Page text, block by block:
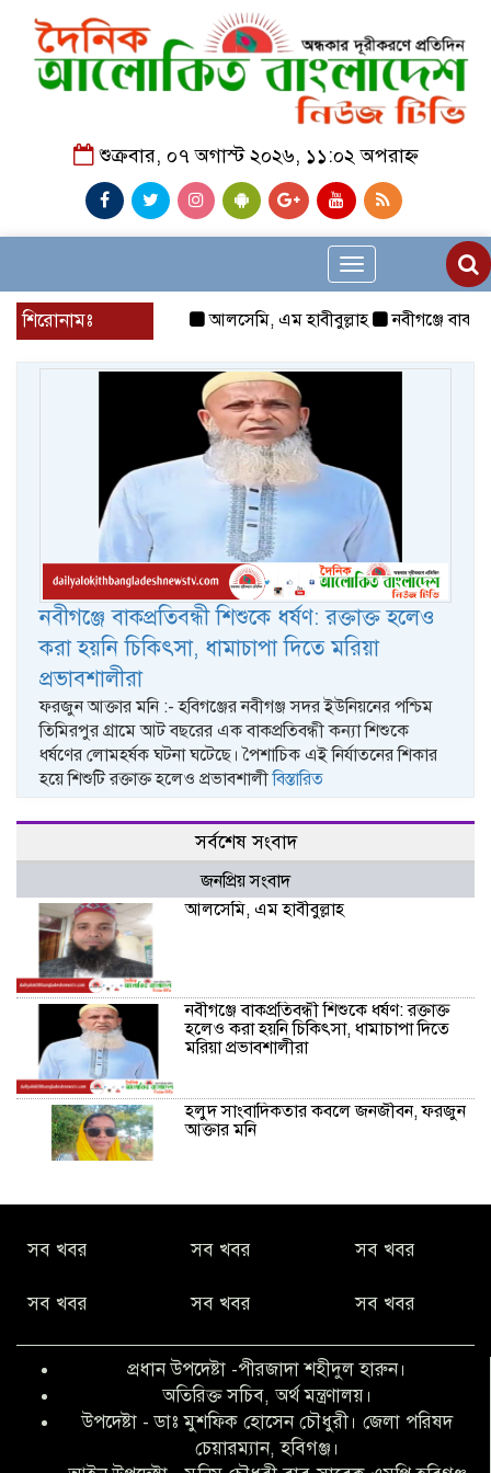
শুক্রবার, ০৭ অগাস্ট ২০২৬, ১১:০২ অপরাহ্ন
Toggle
navigation
শিরোনামঃ আলসেমি, এম হাবীবুল্লাহ নবীগঞ্জে
নবীগঞ্জে বাকপ্রতিবন্ধী শিশুকে ধর্ষণ: রক্তাক্ত হলেও
করা হয়নি চিকিৎসা, ধামাচাপা দিতে মরিয়া
প্রভাবশালীরা
ফরজুন আক্তার মনি :- হবিগঞ্জের নবীগঞ্জ সদর ইউনিয়নের পশ্চিম
তিমিরপুর গ্রামে আট বছরের এক বাকপ্রতিবন্ধী কন্যা শিশুকে
ধর্ষণের লোমহর্ষক ঘটনা ঘটেছে। পৈশাচিক এই নির্যাতনের শিকার
হয়ে শিশুটি রক্তাক্ত হলেও প্রভাবশালীবিস্তারিত
সর্বশেষ সংবাদ
জনপ্রিয় সংবাদ
আলসেমি, এম হাবীবুল্লাহ
নবীগঞ্জে বাকপ্রতিবন্ধী শিশুকে ধর্ষণ: রক্তাক্ত
হলেও করা হয়নি চিকিৎসা, ধামাচাপা দিতে
মরিয়া প্রভাবশালীরা
হলুদ সাংবাদিকতার কবলে জনজীবন, ফরজুন
আক্তার মনি
অনিয়ম ও জালিয়াতির আশ্রয় নিয়ে মেয়েকে
ফারুক মাস্টার
আব্দুল হক তালুকদার ফাউন্ডেশন মানবতার
শিকড় ছুঁই ছুঁই,ফরজুন আক্তার মনি
সব খবর সব খবর সব খবর
সব খবর সব খবর সব খবর
প্রধান উপদেষ্টা -পীরজাদা শহীদুল হারুন।
অতিরিক্ত সচিব, অর্থ মন্ত্রণালয়।
উপদেষ্টা - ডাঃ মুশফিক হোসেন চৌধুরী। জেলা পরিষদ
চেয়ারম্যান, হবিগঞ্জ।